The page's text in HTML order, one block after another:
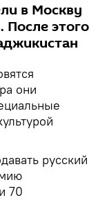
в Москву
этого
они
русский
70